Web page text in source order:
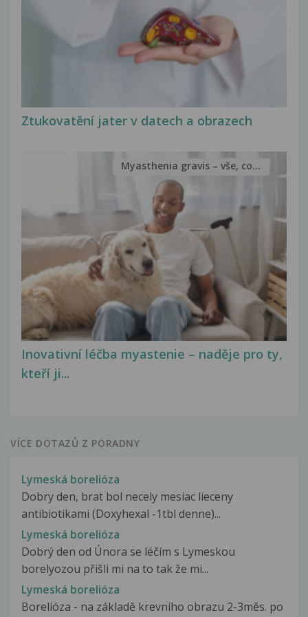
Ztukovatění jater v datech a obrazech
Inovativní léčba myastenie – naděje pro ty,
kteří ji...
Myasthenia gravis – vše, co...
VÍCE DOTAZŮ Z PORADNY
Lymeská borelióza
Dobry den, brat bol necely mesiac lieceny
antibiotikami (Doxyhexal -1tbl denne)...
Lymeská borelióza
Dobrý den od Února se léčím s Lymeskou
borelyozou přišli mi na to tak že mi...
Lymeská borelióza
Borelióza - na základě krevního obrazu 2-3měs. po